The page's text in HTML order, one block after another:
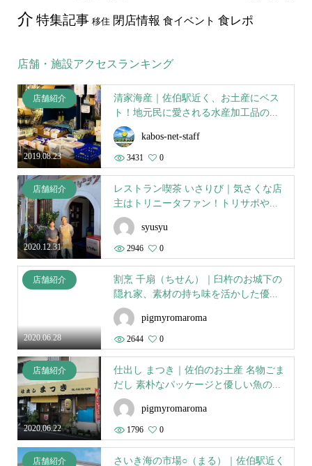
介 特集記事 移住 閉店情報 食イベント 食レポ
店舗・施設アクセスランキング
2019.08.23
店舗紹介
清家海産｜佐伯駅近く、お土産にベス
ト！地元民に愛される水産加工品の...
kabos-net-staff
3431 0
2020.12.31
店舗紹介
レストラン喫茶 いさりび｜気さくな店
主はトリニータファン！トリサポや...
syusyu
2946 0
2020.06.28
店舗紹介
割烹 千扇（ちせん）｜臼杵のお城下の
隠れ家、素材の持ち味を活かした優...
pigmyromaroma
2644 0
2020.06.22
店舗紹介
仕出し まつき｜佐伯のお土産 名物ごま
だし 素朴なパッケージと優しい魚の...
pigmyromaroma
1796 0
店舗紹介 さいき海の市場○（まる）｜佐伯駅近く